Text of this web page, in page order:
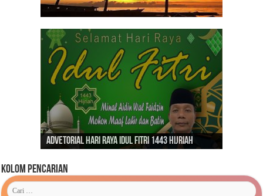
Dirgahayu Indonesiaku ‘Pulih Lebih Cepat, Bangkit
Lebih Kuat’
Advetorial Hari Raya Idul Fitri 1443 Hijriah
Kunjungan Presiden RI Joko Widodo ke Kaimana
Tahun 2019
Kolom Pencarian